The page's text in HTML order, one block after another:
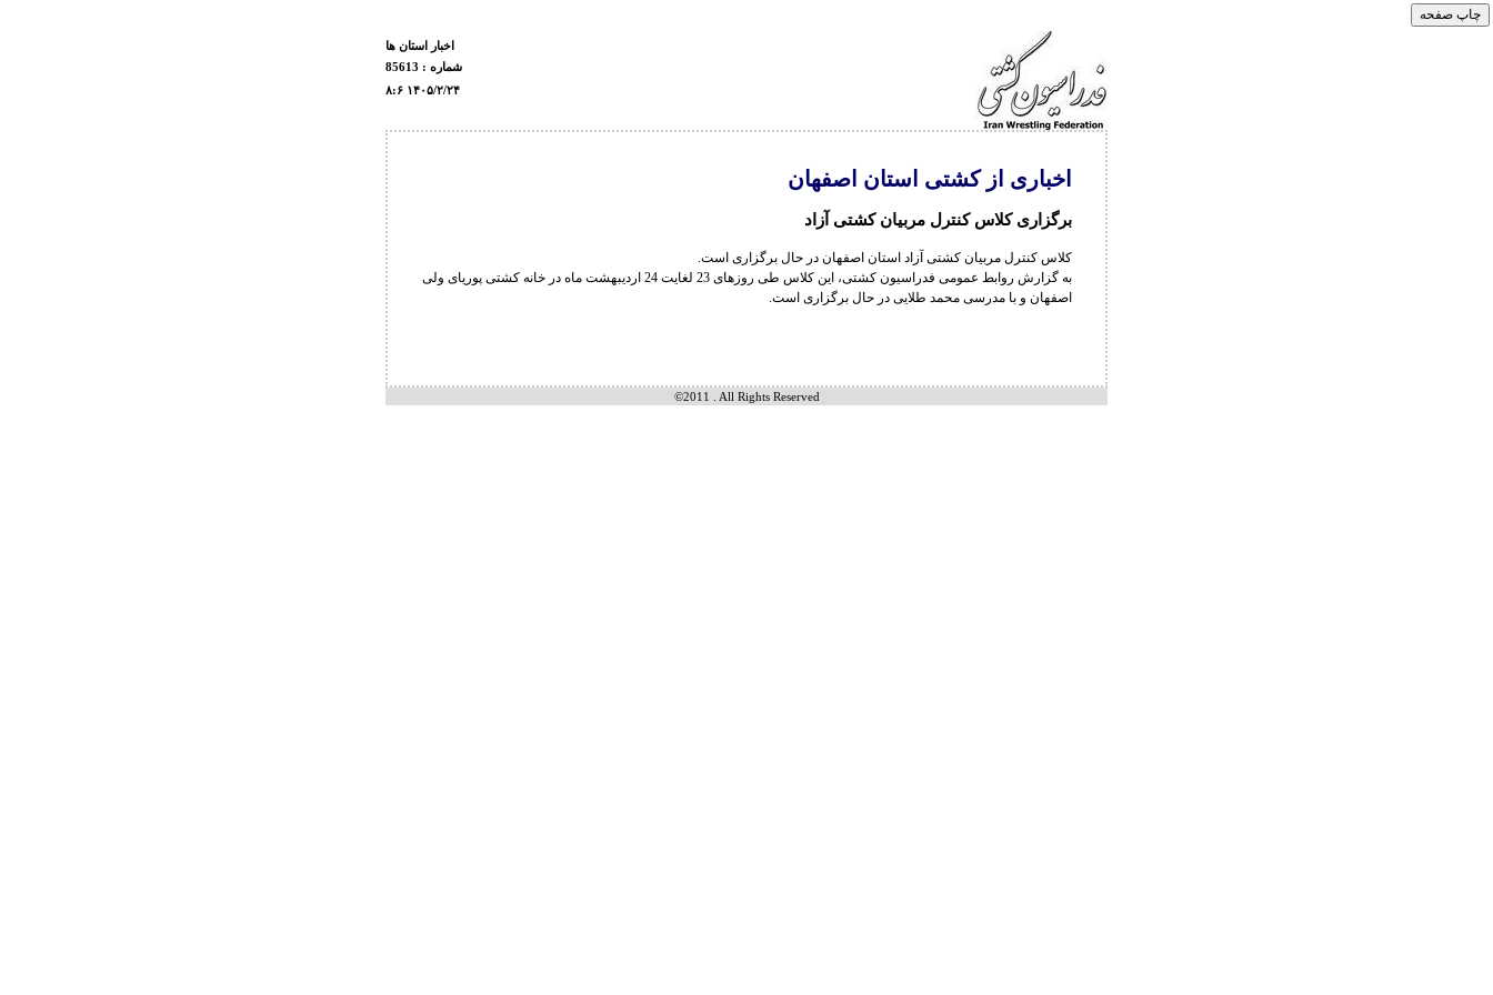
اخبار استان ها
شماره : 85613
۸:۶ ۱۴۰۵/۲/۲۴
اخباری از کشتی استان اصفهان
برگزاری کلاس کنترل مربیان کشتی آزاد
کلاس کنترل مربیان کشتی آزاد استان اصفهان در حال برگزاری است.
به گزارش روابط عمومی فدراسیون کشتی، این کلاس طی روزهای 23 لغایت 24 اردیبهشت ماه در خانه کشتی پوریای ولی
اصفهان و با مدرسی محمد طلایی در حال برگزاری است.
©2011 . All Rights Reserved